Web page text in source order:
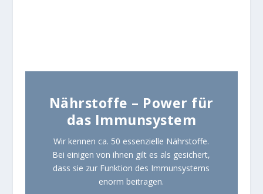
Nährstoffe – Power für
das Immunsystem
Wir kennen ca. 50 essenzielle Nährstoffe.
Bei einigen von ihnen gilt es als gesichert,
dass sie zur Funktion des Immunsystems
enorm beitragen.